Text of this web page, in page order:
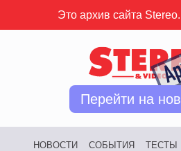
Это архив сайта
Перейти на
НОВОСТИ СОБЫТИЯ ТЕСТЫ